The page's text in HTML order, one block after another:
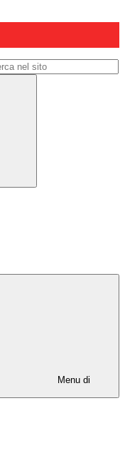
Menu di